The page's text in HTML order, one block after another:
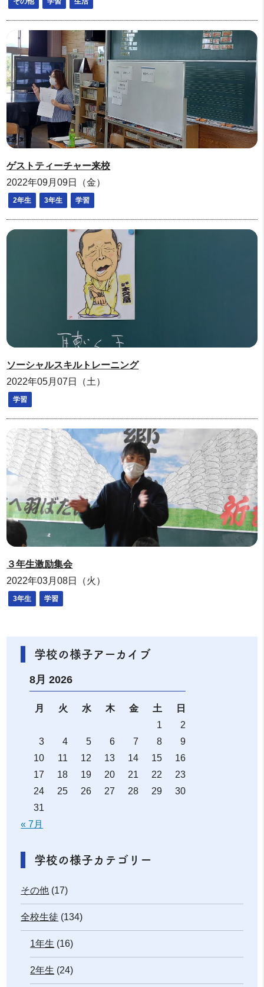
ゲストティーチャー来校
2022年09月09日（金）
2年生 3年生 学習
ソーシャルスキルトレーニング
2022年05月07日（土）
学習
３年生激励集会
2022年03月08日（火）
3年生 学習
学校の様子アーカイブ
8月 2026
月 火 水 木 金 土
日
1
2
3
4 5 6 7 8
9
10
11 12 13 14 15
16
17
18 19 20 21 22
23
24
25 26 27 28 29
30
31
« 7月
学校の様子カテゴリー
その他 (17)
全校生徒 (134)
1年生 (16)
2年生 (24)